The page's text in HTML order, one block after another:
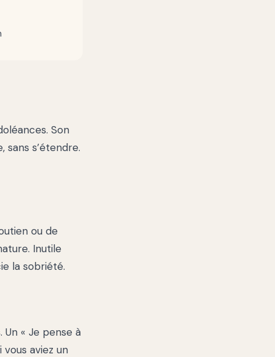
Son
s’étendre.
ou de
Inutile
la sobriété.
« Je pense à
aviez un